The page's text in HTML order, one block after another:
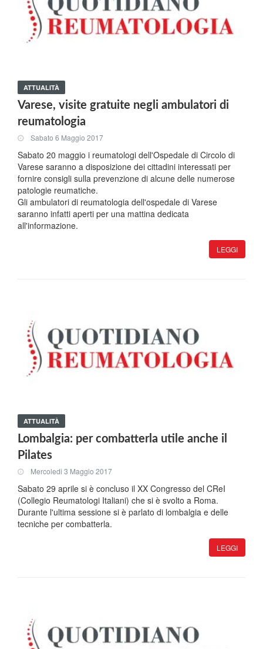
ATTUALITÀ
Varese, visite gratuite negli ambulatori di
reumatologia
Sabato 6 Maggio 2017
Sabato 20 maggio i reumatologi dell'Ospedale di Circolo di
Varese saranno a disposizione dei cittadini interessati per
fornire consigli sulla prevenzione di alcune delle numerose
patologie reumatiche.
Gli ambulatori di reumatologia dell'ospedale di Varese
saranno infatti aperti per una mattina dedicata
all'informazione.
LEGGI
ATTUALITÀ
Lombalgia: per combatterla utile anche il
Pilates
Mercoledi 3 Maggio 2017
Sabato 29 aprile si è concluso il XX Congresso del CReI
(Collegio Reumatologi Italiani) che si è svolto a Roma.
Durante l'ultima sessione si è parlato di lombalgia e delle
tecniche per combatterla.
LEGGI